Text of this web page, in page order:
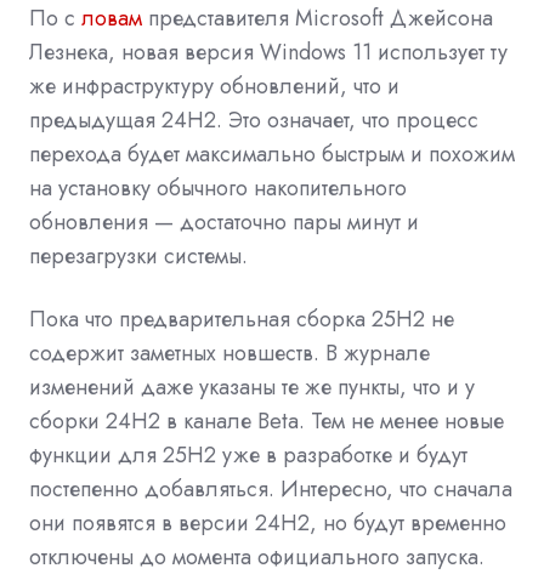
По с ловам представителя Microsoft Джейсона
Лезнека, новая версия Windows 11 использует ту
же инфраструктуру обновлений, что и
предыдущая 24H2. Это означает, что процесс
перехода будет максимально быстрым и похожим
на установку обычного накопительного
обновления — достаточно пары минут и
перезагрузки системы.
Пока что предварительная сборка 25H2 не
содержит заметных новшеств. В журнале
изменений даже указаны те же пункты, что и у
сборки 24H2 в канале Beta. Тем не менее новые
функции для 25H2 уже в разработке и будут
постепенно добавляться. Интересно, что сначала
они появятся в версии 24H2, но будут временно
отключены до момента официального запуска.